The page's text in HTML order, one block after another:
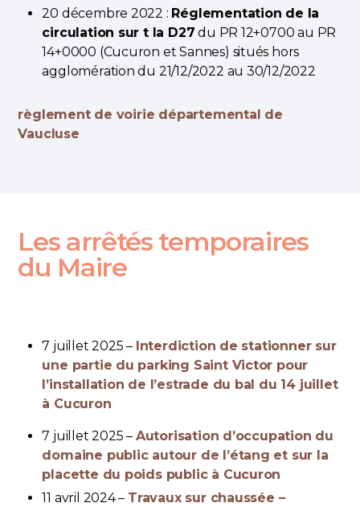
20 décembre 2022 : Réglementation de la
circulation sur t la D27 du PR 12+0700 au PR
14+0000 (Cucuron et Sannes) situés hors
agglomération du 21/12/2022 au 30/12/2022
règlement de voirie départemental de
Vaucluse
Les arrêtés temporaires
du Maire
7 juillet 2025 – Interdiction de stationner sur
une partie du parking Saint Victor pour
l’installation de l’estrade du bal du 14 juillet
à Cucuron
7 juillet 2025 – Autorisation d’occupation du
domaine public autour de l’étang et sur la
placette du poids public à Cucuron
11 avril 2024 – Travaux sur chaussée –